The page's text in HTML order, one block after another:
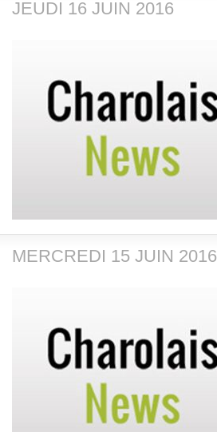
JEUDI 16 JUIN 2016
MERCREDI 15 JUIN 2016